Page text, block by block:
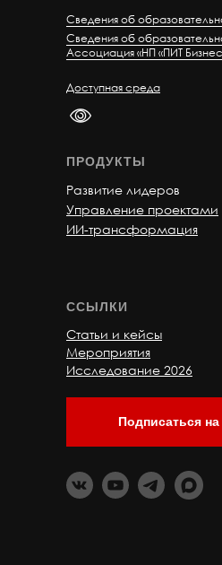
PoseMyArt
ПРОДУКТЫ
Развитие лидеров
Управление проектами
ИИ-трансформация
ССЫЛКИ
Статьи и кейсы
Мероприятия
Исследование 2026
Подписаться
Сведения об
Доступная среда
Сведения об
Ассоциация «НП «ПИТ